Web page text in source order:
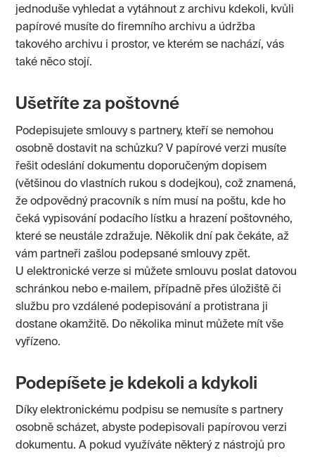
jednoduše vyhledat a vytáhnout z archivu kdekoli, kvůli
papírové musíte do firemního archivu a údržba
takového archivu i prostor, ve kterém se nachází, vás
také něco stojí.
Ušetříte za poštovné
Podepisujete smlouvy s partnery, kteří se nemohou
osobně dostavit na schůzku? V papírové verzi musíte
řešit odeslání dokumentu doporučeným dopisem
(většinou do vlastních rukou s dodejkou), což znamená,
že odpovědný pracovník s ním musí na poštu, kde ho
čeká vypisování podacího lístku a hrazení poštovného,
které se neustále zdražuje. Několik dní pak čekáte, až
vám partneři zašlou podepsané smlouvy zpět.
U elektronické verze si můžete smlouvu poslat datovou
schránkou nebo e‑mailem, případně přes úložiště či
službu pro vzdálené podepisování a protistrana ji
dostane okamžitě. Do několika minut můžete mít vše
vyřízeno.
Podepíšete je kdekoli a kdykoli
Díky elektronickému podpisu se nemusíte s partnery
osobně scházet, abyste podepisovali papírovou verzi
dokumentu. A pokud využíváte některý z nástrojů pro